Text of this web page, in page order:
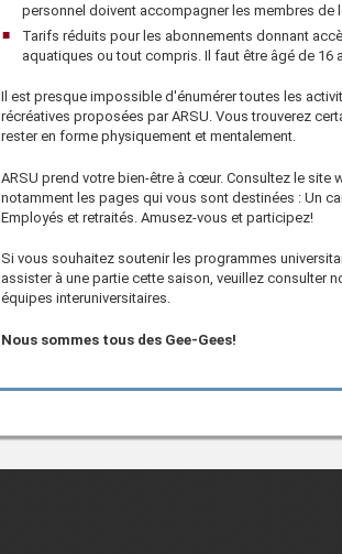
personnel doivent accompagner les membres de
Tarifs réduits pour les abonnements donnant
aquatiques ou tout compris. Il faut être âgé de 16
Il est presque impossible d'énumérer toutes les
récréatives proposées par ARSU. Vous trouverez
rester en forme physiquement et mentalement.
ARSU prend votre bien-être à cœur. Consultez le site
notamment les pages qui vous sont destinées : Un
Employés et retraités. Amusez-vous et participez!
Si vous souhaitez soutenir les programmes
assister à une partie cette saison, veuillez consulter
équipes interuniversitaires.
Nous sommes tous des Gee-Gees!